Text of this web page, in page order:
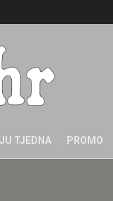
TJEDNA PROMO